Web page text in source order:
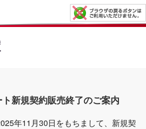
新規契約販売終了のご案内
年11月30日をもちまして、新規契